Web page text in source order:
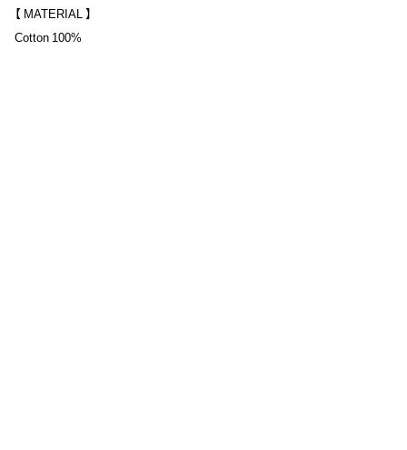
サイズはフリーサイズで56~60cmの方がストレスなく被ることができ、
後ろのアメリカンアジャスターを使いサイズ調節が可能です。
【 MATERIAL 】
Cotton 100%